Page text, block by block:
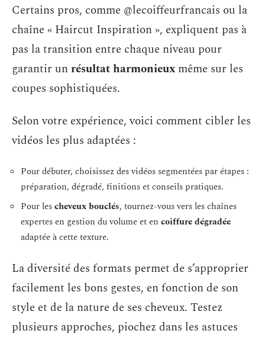
Certains pros, comme @lecoiffeurfrancais ou la
chaîne « Haircut Inspiration », expliquent pas à
pas la transition entre chaque niveau pour
garantir unrésultat harmonieux même sur les
coupes sophistiquées.
Selon votre expérience, voici comment cibler les
vidéos les plus adaptées :
Pour débuter, choisissez des vidéos segmentées par étapes :
préparation, dégradé, finitions et conseils pratiques.
Pour lescheveux bouclés, tournez-vous vers les chaînes
expertes en gestion du volume et en coiffure dégradée
adaptée à cette texture.
La diversité des formats permet de s’approprier
facilement les bons gestes, en fonction de son
style et de la nature de ses cheveux. Testez
plusieurs approches, piochez dans les astuces